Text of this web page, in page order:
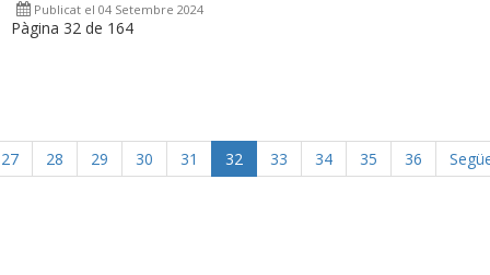
Publicat el 04 Setembre 2024
Pàgina 32 de 164
27 28 29 30 31 32 33 34 35 36